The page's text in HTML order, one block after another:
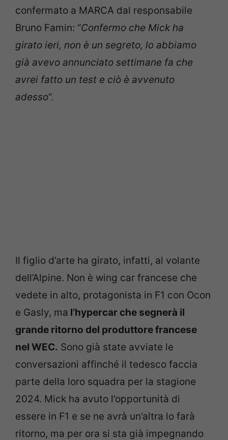
confermato a MARCA dal responsabile
Bruno Famin: “Confermo che Mick ha
girato ieri, non è un segreto, lo abbiamo
già avevo annunciato settimane fa che
avrei fatto un test e ciò è avvenuto
adesso“.
Il figlio d’arte ha girato, infatti, al volante
dell’Alpine. Non è wing car francese che
vedete in alto, protagonista in F1 con Ocon
e Gasly, ma l’hypercar che segnerà il
grande ritorno del produttore francese
nel WEC. Sono già state avviate le
conversazioni affinché il tedesco faccia
parte della loro squadra per la stagione
2024. Mick ha avuto l’opportunità di
essere in F1 e se ne avrà un’altra lo farà
ritorno, ma per ora si sta già impegnando